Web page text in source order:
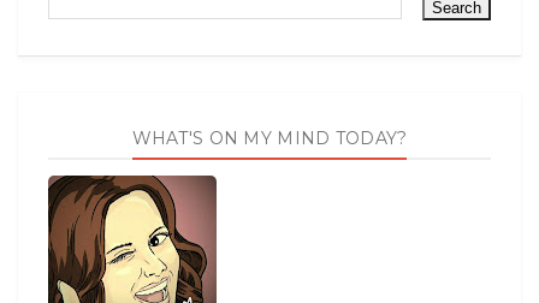
WHAT'S ON MY MIND TODAY?